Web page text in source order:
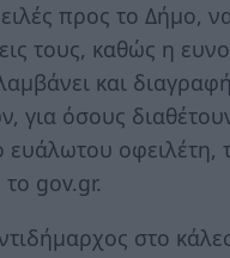
προς το Δήμο,
τους, καθώς η
και διαγραφή
για όσους
ευάλωτου οφειλέτη,
το gov.gr.
στο